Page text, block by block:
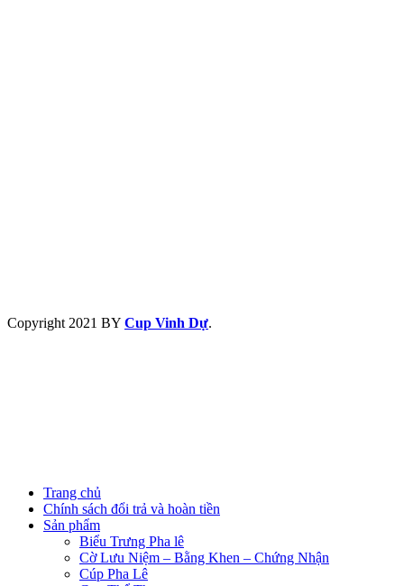
Copyright 2021 BY Cup Vinh Dự.
Trang chủ
Chính sách đổi trả và hoàn tiền
Sản phẩm
Biểu Trưng Pha lê
Cờ Lưu Niệm – Bằng Khen – Chứng Nhận
Cúp Pha Lê